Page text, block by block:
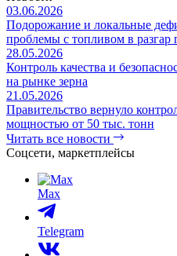
Новости
03.06.2026
Подорожание и локальные
проблемы с топливом в разгар
28.05.2026
Контроль качества и
на рынке зерна
21.05.2026
Правительство вернуло
мощностью от 50 тыс. тонн
Читать все новости
Max
Telegram